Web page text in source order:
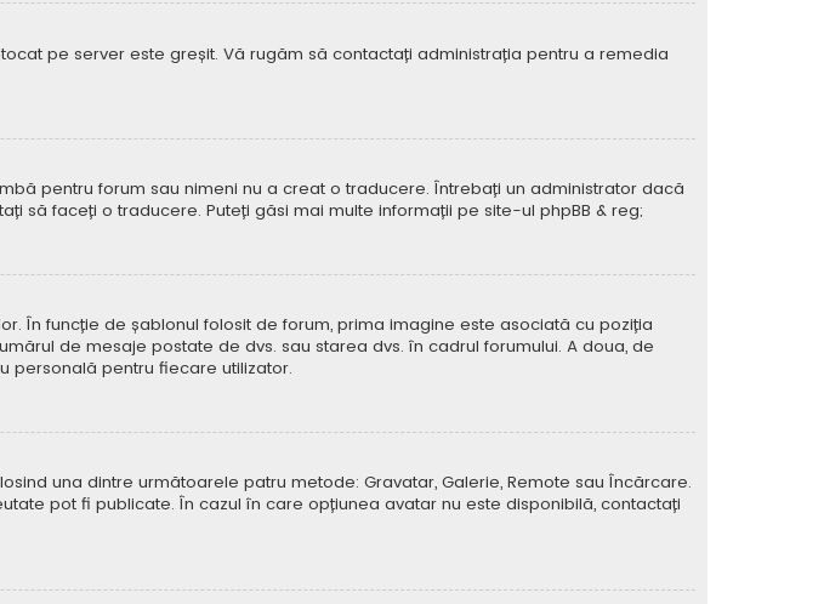
pe server este greșit. Vă rugăm să contactați administrația pentru a remedia
pentru forum sau nimeni nu a creat o traducere. Întrebați un administrator dacă
să faceți o traducere. Puteți găsi mai multe informații pe site-ul phpBB & reg;
În funcție de șablonul folosit de forum, prima imagine este asociată cu poziția
de mesaje postate de dvs. sau starea dvs. în cadrul forumului. A doua, de
personală pentru fiecare utilizator.
una dintre următoarele patru metode: Gravatar, Galerie, Remote sau Încărcare.
pot fi publicate. În cazul în care opțiunea avatar nu este disponibilă, contactați